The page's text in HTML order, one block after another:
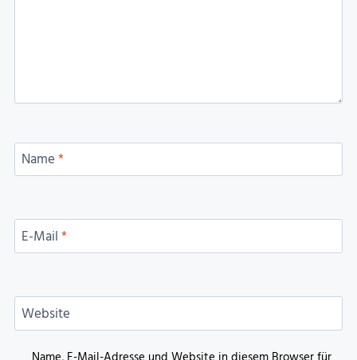
Name*
E-Mail*
Website